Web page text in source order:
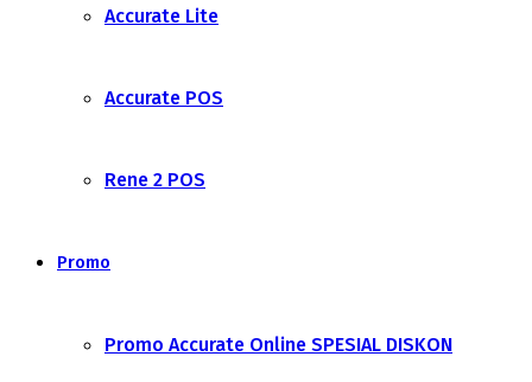
Accurate Lite
Accurate POS
Rene 2 POS
Promo
Promo Accurate Online SPESIAL DISKON